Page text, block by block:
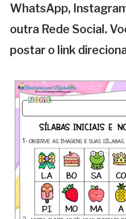
WhatsApp,
outra Rede Social.
postar o link